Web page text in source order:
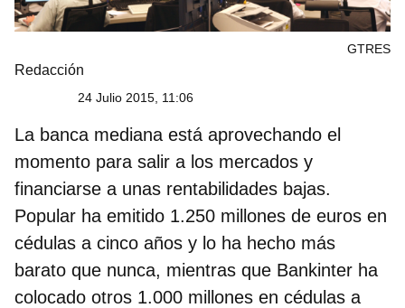
GTRES
Redacción
24 Julio 2015, 11:06
La banca mediana está aprovechando el
momento para salir a los mercados y
financiarse a unas rentabilidades bajas.
Popular ha emitido 1.250 millones de euros en
cédulas a cinco años y lo ha hecho más
barato que nunca, mientras que Bankinter ha
colocado otros 1.000 millones en cédulas a